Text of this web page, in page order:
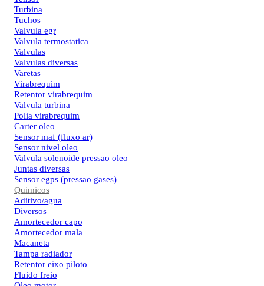
Turbina
Tuchos
Valvula egr
Valvula termostatica
Valvulas
Valvulas diversas
Varetas
Virabrequim
Retentor virabrequim
Valvula turbina
Polia virabrequim
Carter oleo
Sensor maf (fluxo ar)
Sensor nivel oleo
Valvula solenoide pressao oleo
Juntas diversas
Sensor egps (pressao gases)
Quimicos
Aditivo/agua
Diversos
Amortecedor capo
Amortecedor mala
Macaneta
Tampa radiador
Retentor eixo piloto
Fluido freio